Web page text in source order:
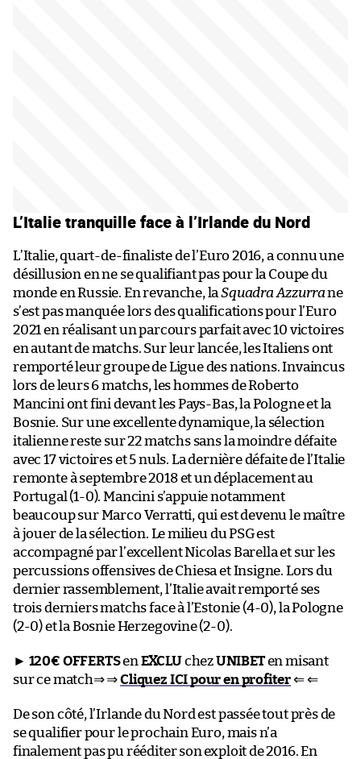
L’Italie tranquille face à l’Irlande du Nord
L’Italie, quart-de-finaliste de l’Euro 2016, a connu une
désillusion en ne se qualifiant pas pour la Coupe du
monde en Russie. En revanche, laSquadra Azzurrane
s’est pas manquée lors des qualifications pour l’Euro
2021 en réalisant un parcours parfait avec 10 victoires
en autant de matchs. Sur leur lancée, les Italiens ont
remporté leur groupe de Ligue des nations. Invaincus
lors de leurs 6 matchs, les hommes de Roberto
Mancini ont fini devant les Pays-Bas, la Pologne et la
Bosnie. Sur une excellente dynamique, la sélection
italienne reste sur 22 matchs sans la moindre défaite
avec 17 victoires et 5 nuls. La dernière défaite de l’Italie
remonte à septembre 2018 et un déplacement au
Portugal (1-0). Mancini s’appuie notamment
beaucoup sur Marco Verratti, qui est devenu le maître
à jouer de la sélection. Le milieu du PSG est
accompagné par l’excellent Nicolas Barella et sur les
percussions offensives de Chiesa et Insigne. Lors du
dernier rassemblement, l’Italie avait remporté ses
trois derniers matchs face à l’Estonie (4-0), la Pologne
(2-0) et la Bosnie Herzegovine (2-0).
► 120€ OFFERTSen EXCLUchezUNIBETen misant
sur ce match⇒ ⇒Cliquez ICI pour en profiter⇐ ⇐
De son côté, l’Irlande du Nord est passée tout près de
se qualifier pour le prochain Euro, mais n’a
finalement pas pu rééditer son exploit de 2016. En